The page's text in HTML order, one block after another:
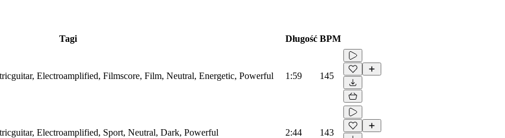
Tagi Długość BPM
Electroamplified, Filmscore, Film, Neutral, Energetic, Powerful 1:59 145
Electroamplified, Sport, Neutral, Dark, Powerful 2:44 143